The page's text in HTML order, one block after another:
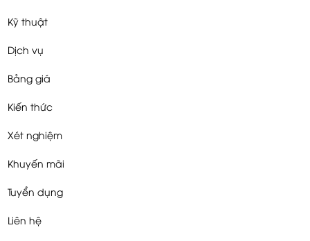
Kỹ thuật
Dịch vụ
Bảng giá
Kiến thức
Xét nghiệm
Khuyến mãi
Tuyển dụng
Liên hệ